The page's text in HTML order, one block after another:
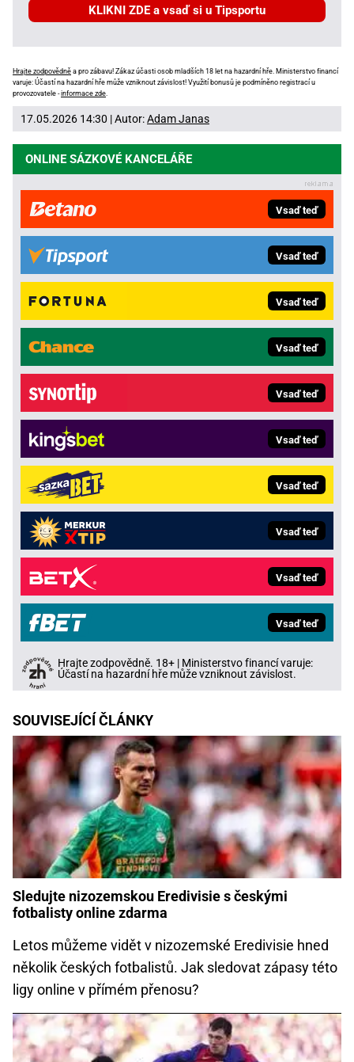
KLIKNI ZDE a vsaď si u Tipsportu
Hrajte zodpovědně a pro zábavu! Zákaz účasti osob mladších 18 let na hazardní hře. Ministerstvo financí
varuje: Účastí na hazardní hře může vzniknout závislost! Využití bonusů je podmíněno registrací u
provozovatele -informace zde
17.05.2026 14:30 | Autor:Adam Janas
ONLINE SÁZKOVÉ KANCELÁŘE
Vsaď teď
Vsaď teď
Vsaď teď
Vsaď teď
Vsaď teď
Vsaď teď
Vsaď teď
Vsaď teď
Vsaď teď
Vsaď teď
Hrajte zodpovědně. 18+ | Ministerstvo financí varuje:
Účastí na hazardní hře může vzniknout závislost.
SOUVISEJÍCÍ ČLÁNKY
Sledujte nizozemskou Eredivisie s českými
fotbalisty online zdarma
Letos můžeme vidět v nizozemské Eredivisie hned
několik českých fotbalistů. Jak sledovat zápasy této
ligy online v přímém přenosu?